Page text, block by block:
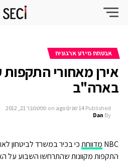
אבטחת מידע ארגונית
אירן מאחורי התקפות
בארה"ב
Published 14 שנים ago on ספטמבר 21, 2012
By
Dan
NBC מדווחתכי בכיר במשרד לביטחון
התקפות מקוונות שהתרחשו השבוע על